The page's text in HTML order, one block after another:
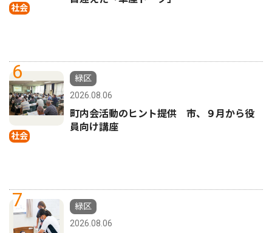
社会
6
社会
緑区
2026.08.06
町内会活動のヒント提供 市、９月から役
員向け講座
7
緑区
2026.08.06